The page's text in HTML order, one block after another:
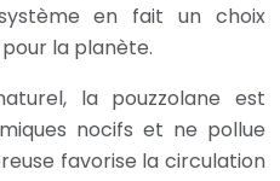
en fait un choix
la planète.
la pouzzolane est
nocifs et ne pollue
favorise la circulation